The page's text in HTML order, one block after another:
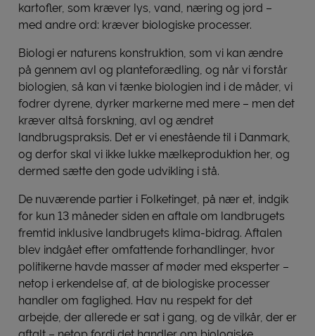
kartofler, som kræver lys, vand, næring og jord –
med andre ord: kræver biologiske processer.
Biologi er naturens konstruktion, som vi kan ændre
på gennem avl og planteforædling, og når vi forstår
biologien, så kan vi tænke biologien ind i de måder, vi
fodrer dyrene, dyrker markerne med mere – men det
kræver altså forskning, avl og ændret
landbrugspraksis. Det er vi enestående til i Danmark,
og derfor skal vi ikke lukke mælkeproduktion her, og
dermed sætte den gode udvikling i stå.
De nuværende partier i Folketinget, på nær et, indgik
for kun 13 måneder siden en aftale om landbrugets
fremtid inklusive landbrugets klima-bidrag. Aftalen
blev indgået efter omfattende forhandlinger, hvor
politikerne havde masser af møder med eksperter –
netop i erkendelse af, at de biologiske processer
handler om faglighed. Hav nu respekt for det
arbejde, der allerede er sat i gang, og de vilkår, der er